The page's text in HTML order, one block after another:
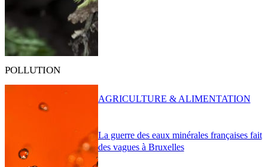
POLLUTION
La guerre des eaux minérales françaises fait
des vagues à Bruxelles
AGRICULTURE & ALIMENTATION